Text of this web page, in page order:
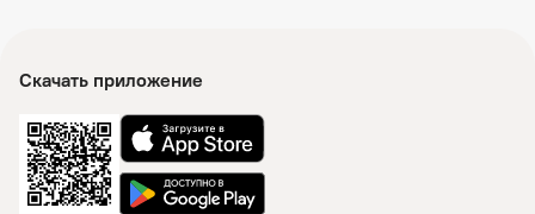
Скачать приложение